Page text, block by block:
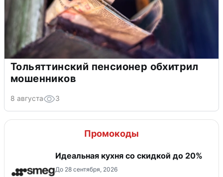
Тольяттинский пенсионер обхитрил
мошенников
8 августа 3
Промокоды
Идеальная кухня со скидкой до 20%
До 28 сентября, 2026